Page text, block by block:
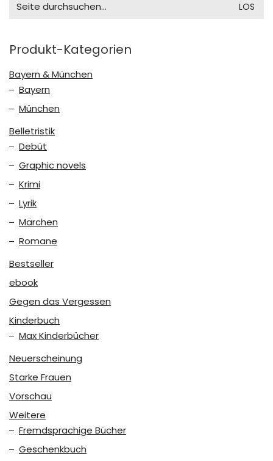
for:
Produkt-Kategorien
Bayern & München
Bayern
München
Belletristik
Debüt
Graphic novels
Krimi
Lyrik
Märchen
Romane
Bestseller
ebook
Gegen das Vergessen
Kinderbuch
Max Kinderbücher
Neuerscheinung
Starke Frauen
Vorschau
Weitere
Fremdsprachige Bücher
Geschenkbuch